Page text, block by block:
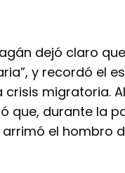
dejó claro
y recordó el
migratoria.
que, durante la
arrimó el hombro